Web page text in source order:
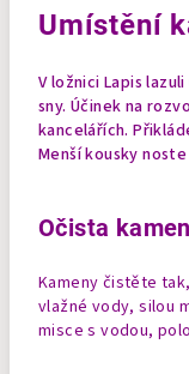
Umístění
V ložnici Lapis
sny. Účinek na
kancelářích.
Menší kousky
Očista
Kameny čistěte
vlažné vody, silou
misce s vodou,